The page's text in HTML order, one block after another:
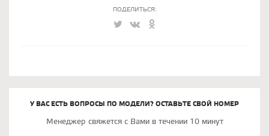
ПОДЕЛИТЬСЯ:
У ВАС ЕСТЬ ВОПРОСЫ ПО МОДЕЛИ? ОСТАВЬТЕ СВОЙ НОМЕР
Менеджер свяжется с Вами в течении 10 минут